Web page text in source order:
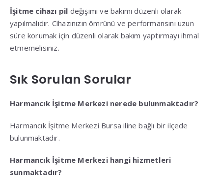
İşitme cihazı pil değişimi ve bakımı düzenli olarak
yapılmalıdır. Cihazınızın ömrünü ve performansını uzun
süre korumak için düzenli olarak bakım yaptırmayı ihmal
etmemelisiniz.
Sık Sorulan Sorular
Harmancık İşitme Merkezi nerede bulunmaktadır?
Harmancık İşitme Merkezi Bursa iline bağlı bir ilçede
bulunmaktadır.
Harmancık İşitme Merkezi hangi hizmetleri
sunmaktadır?